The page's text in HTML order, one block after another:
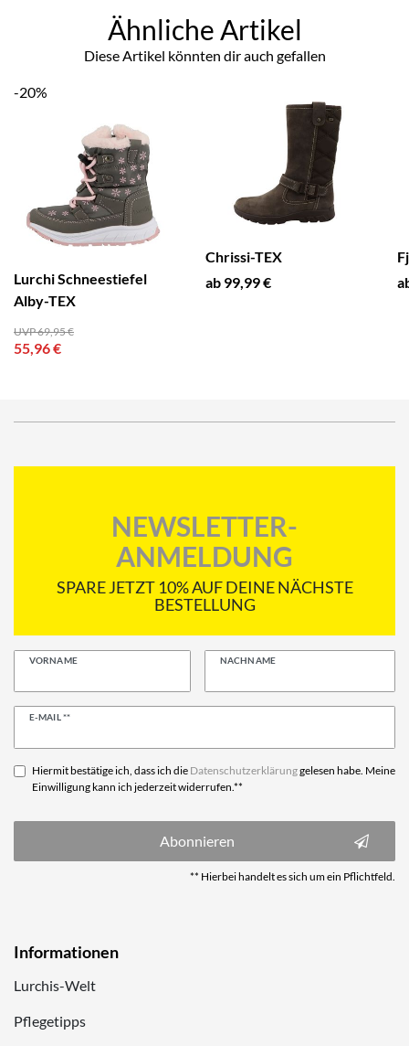
Ähnliche Artikel
Diese Artikel könnten dir auch gefallen
-20%
Lurchi Schneestiefel
Alby-TEX
UVP 69,95 €
55,96 €
Chrissi-TEX
ab 99,99 €
NEWSLETTER-
ANMELDUNG
SPARE JETZT 10% AUF DEINE NÄCHSTE
BESTELLUNG
VORNAME NACHNAME
E-MAIL **
Newsletter
Hiermit bestätige ich, dass ich die Daten­schutz­erklärunggelesen habe. Meine
Einwilligung kann ich jederzeit widerrufen.**
Abonnieren
** Hierbei handelt es sich um ein Pflichtfeld.
Informationen
Lurchis-Welt
Pflegetipps